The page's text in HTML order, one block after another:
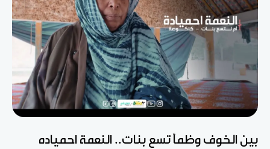
بين الخوف وظمأ تسع بنات.. النعمة احمياده